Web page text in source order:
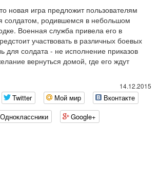
новая игра предложит пользователям
солдатом, родившемся в небольшом
Военная служба привела его в
участвовать в различных боевых
для солдата - не исполнение приказов
вернуться домой, где его ждут
14.12.2015
Twitter Мой мир
Вконтакте
Одноклассники
Google+